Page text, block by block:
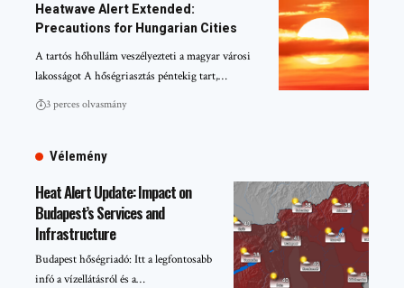
Heatwave Alert Extended:
Precautions for Hungarian Cities
A tartós hőhullám veszélyezteti a magyar városi
lakosságot A hőségriasztás péntekig tart,…
3 perces olvasmány
Vélemény
Heat Alert Update: Impact on
Budapest’s Services and
Infrastructure
Budapest hőségriadó: Itt a legfontosabb
infó a vízellátásról és a…